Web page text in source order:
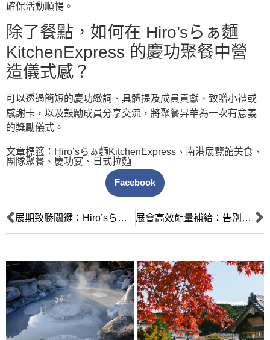
確保活動順暢。
除了餐點，如何在 Hiro’sらぁ麵
KitchenExpress 的慶功聚餐中營
造儀式感？
可以透過簡短的慶功緻詞、具體提及成員貢獻、致贈小禮或
感謝卡，以及鼓勵成員分享交流，將聚餐昇華為一次有意義
的獎勵儀式。
文章標籤： Hiro’sらぁ麵KitchenExpress 、 南港展覽館美食 、
團隊聚餐 、 慶功宴 、 日式拉麵
Facebook
展期致勝關鍵：Hiro’sらぁ麵KitchenExpress 打造活力午餐續航力 展會高效能量補給：告別便當，擁抱熱騰騰拉麵的溫暖美味